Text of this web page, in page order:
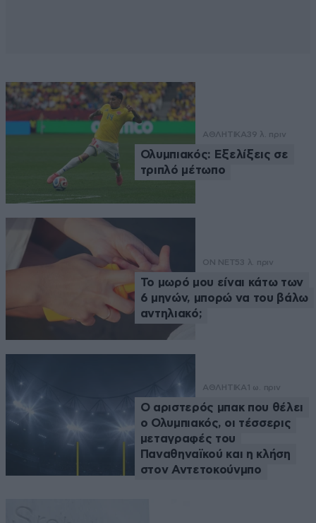
ΑΘΛΗΤΙΚΑ39 λ. πριν
Ολυμπιακός: Εξελίξεις σε
τριπλό μέτωπο
ON NET53 λ. πριν
Το μωρό μου είναι κάτω των
6 μηνών, μπορώ να του βάλω
αντηλιακό;
ΑΘΛΗΤΙΚΑ 1 ω. πριν
Ο αριστερός μπακ που θέλει
ο Ολυμπιακός, οι τέσσερις
μεταγραφές του
Παναθηναϊκού και η κλήση
στον Αντετοκούνμπο